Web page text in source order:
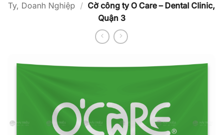
Ty, Doanh Nghiệp / Cờ công ty O Care – Dental Clinic,
Quận 3